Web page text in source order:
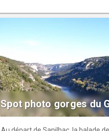
Spot photo gorges du